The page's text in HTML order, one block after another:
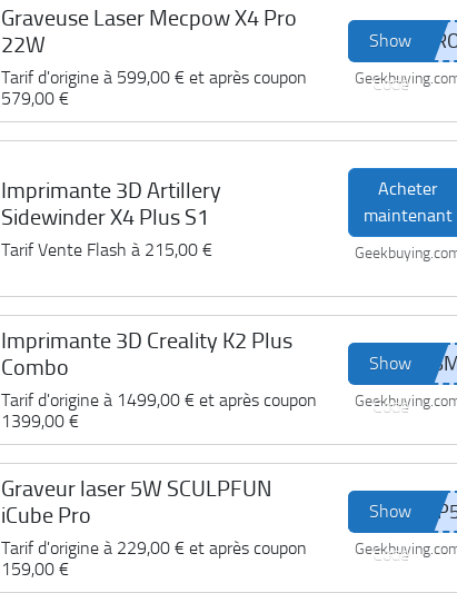
Graveuse Laser Mecpow X4 Pro
22W
Tarif d'origine à 599,00 € et après coupon
579,00 €
Show
Code
Imprimante 3D Artillery
Sidewinder X4 Plus S1
Tarif Vente Flash à 215,00 €
Acheter
maintenant
Imprimante 3D Creality K2 Plus
Combo
Tarif d'origine à 1499,00 € et après coupon
1399,00 €
Show
Code
Graveur laser 5W SCULPFUN
iCube Pro
Tarif d'origine à 229,00 € et après coupon
159,00 €
Show
Code